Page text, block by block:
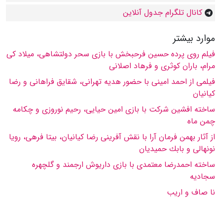
کانال تلگرام جدول آنلاین
موارد بیشتر
فیلم روی پرده حسین فرحبخش با بازی سحر دولتشاهی، میلاد كی
مرام، باران كوثری و فرهاد اصلانی
فیلمی از احمد امینی با حضور هدیه تهرانی، شقایق فراهانی و رضا
كیانیان
ساخته افشین شركت با بازی امین حیایی، رحیم نوروزی و چكامه
چمن ماه
از آثار بهمن فرمان آرا با نقش آفرینی رضا كیانیان، بیتا فرهی، رویا
نونهالی و بابك حمیدیان
ساخته احمدرضا معتمدی با بازی داریوش ارجمند و گلچهره
سجادیه
نا صاف و اریب